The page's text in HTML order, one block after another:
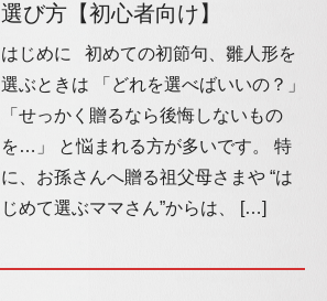
選び方【初心者向け】
はじめに 初めての初節句、雛人形を
選ぶときは 「どれを選べばいいの？」
「せっかく贈るなら後悔しないもの
を…」 と悩まれる方が多いです。 特
に、お孫さんへ贈る祖父母さまや “は
じめて選ぶママさん”からは、 […]